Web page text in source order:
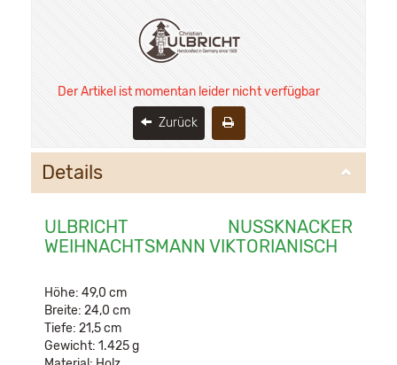
Der Artikel ist momentan leider nicht verfügbar
Zurück
Details
ULBRICHT NUSSKNACKER
WEIHNACHTSMANN VIKTORIANISCH
Höhe: 49,0 cm
Breite: 24,0 cm
Tiefe: 21,5 cm
Gewicht: 1.425 g